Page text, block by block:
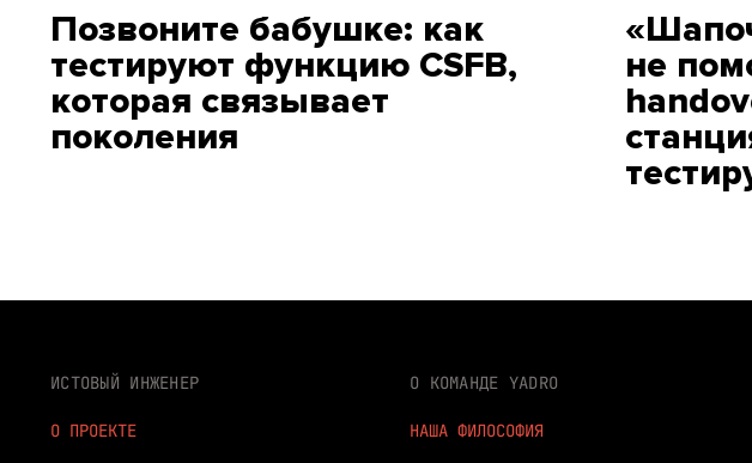
Позвоните бабушке: как
тестируют функцию CSFB,
которая связывает
поколения
не
ИСТОВЫЙ ИНЖЕНЕР
О ПРОЕКТЕ
О КОМАНДЕ YADRO
НАША ФИЛОСОФИЯ